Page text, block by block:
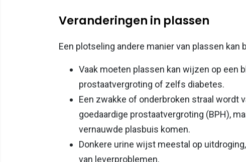
Veranderingen in plassen
Een plotseling andere manier van plassen kan
Vaak moeten plassen kan wijzen op een
prostaatvergroting of zelfs diabetes.
Een zwakke of onderbroken straal wordt
goedaardige prostaatvergroting (BPH),
vernauwde plasbuis komen.
Donkere urine wijst meestal op
van leverproblemen.